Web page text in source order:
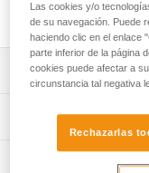
12 mm.
Descripción
- Compuesto por
- Realizado en
Características
Materiales: acero
Información técnica
Las cookies y/o
de su navegación. Puede
haciendo clic en el enlace
parte inferior de la página
cookies puede afectar a
circunstancia tal negativa
Rechazarlas